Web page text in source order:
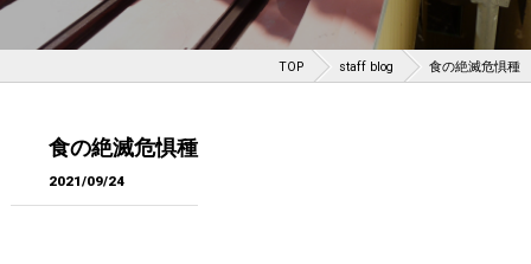
TOP staff blog 食の絶滅危惧種
食の絶滅危惧種
2021/09/24